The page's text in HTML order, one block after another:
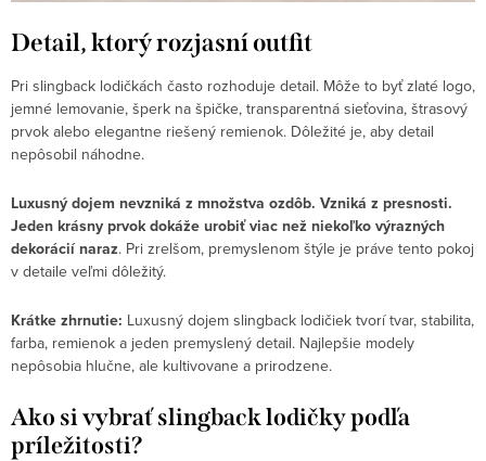
Detail, ktorý rozjasní outfit
Pri slingback lodičkách často rozhoduje detail. Môže to byť zlaté logo,
jemné lemovanie, šperk na špičke, transparentná sieťovina, štrasový
prvok alebo elegantne riešený remienok. Dôležité je, aby detail
nepôsobil náhodne.
Luxusný dojem nevzniká z množstva ozdôb. Vzniká z presnosti.
Jeden krásny prvok dokáže urobiť viac než niekoľko výrazných
dekorácií naraz. Pri zrelšom, premyslenom štýle je práve tento pokoj
v detaile veľmi dôležitý.
Krátke zhrnutie: Luxusný dojem slingback lodičiek tvorí tvar, stabilita,
farba, remienok a jeden premyslený detail. Najlepšie modely
nepôsobia hlučne, ale kultivovane a prirodzene.
Ako si vybrať slingback lodičky podľa
príležitosti?